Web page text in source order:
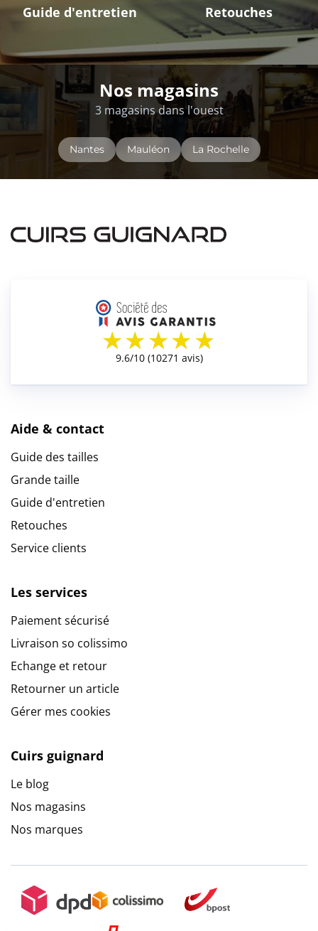
Guide d'entretien Retouches
Nos magasins
3 magasins dans l'ouest
Nantes Mauléon La Rochelle
Aide & contact
Guide des tailles
Grande taille
Guide d'entretien
Retouches
Service clients
Les services
Paiement sécurisé
Livraison so colissimo
Echange et retour
Retourner un article
Gérer mes cookies
Cuirs guignard
Le blog
Nos magasins
Nos marques